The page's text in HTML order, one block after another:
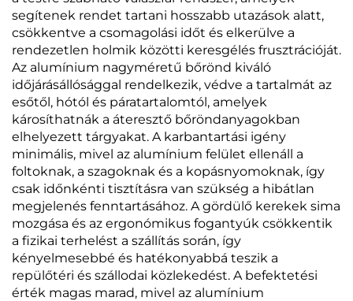
segítenek rendet tartani hosszabb utazások alatt,
csökkentve a csomagolási időt és elkerülve a
rendezetlen holmik közötti keresgélés frusztrációját.
Az alumínium nagyméretű bőrönd kiváló
időjárásállósággal rendelkezik, védve a tartalmát az
esőtől, hótól és páratartalomtól, amelyek
károsíthatnák a áteresztő bőröndanyagokban
elhelyezett tárgyakat. A karbantartási igény
minimális, mivel az alumínium felület ellenáll a
foltoknak, a szagoknak és a kopásnyomoknak, így
csak időnkénti tisztításra van szükség a hibátlan
megjelenés fenntartásához. A gördülő kerekek sima
mozgása és az ergonómikus fogantyúk csökkentik
a fizikai terhelést a szállítás során, így
kényelmesebbé és hatékonyabbá teszik a
repülőtéri és szállodai közlekedést. A befektetési
érték magas marad, mivel az alumínium